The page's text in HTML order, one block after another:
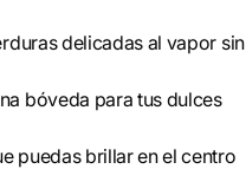
delicadas al vapor sin
bóveda para tus dulces
puedas brillar en el centro